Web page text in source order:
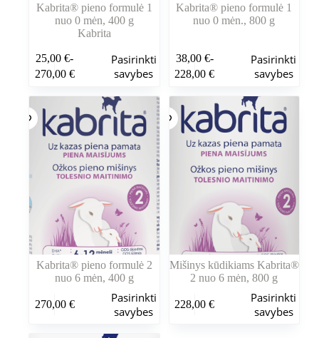
Kabrita® pieno formulė 1
nuo 0 mėn, 400 g
Kabrita
25,00€-
270,00 €
Kainų
Nuo
25,00 €
iki
270,00 €
Pasirinkti
savybes
produktas
kelis
variantus.
Variantus
galite
pasirinkti
puslapyje
Kabrita® pieno formulė 1
nuo 0 mėn., 800 g
38,00 €-
228,00€
Kainų
Nuo
38,00 €
iki
228,00 €
Pasirinkti
savybes
produktas
kelis
variantus.
Variantus
galite
pasirinkti
gaminio
puslapyje
Kabrita® pieno formulė 2
nuo 6 mėn, 400 g
270,00 €
Pasirinkti
savybes
produktas
Mišinys kūdikiams Kabrita®
2 nuo 6 mėn, 800 g
228,00€
Pasirinkti
savybes
produktas